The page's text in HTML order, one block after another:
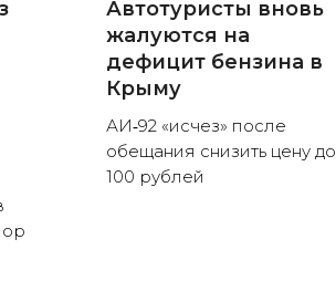
Автотуристы вновь
жалуются на
дефицит бензина в
Крыму
АИ‑92 «исчез» после
обещания снизить цену до
100 рублей